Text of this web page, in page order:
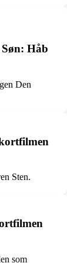
Håb
Den
Sten.
som